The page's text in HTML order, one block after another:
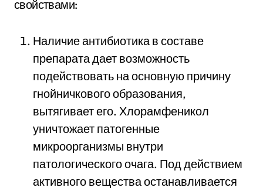
свойствами:
Наличие антибиотика в составе
препарата дает возможность
подействовать на основную причину
гнойничкового образования,
вытягивает его. Хлорамфеникол
уничтожает патогенные
микроорганизмы внутри
патологического очага. Под действием
активного вещества останавливается